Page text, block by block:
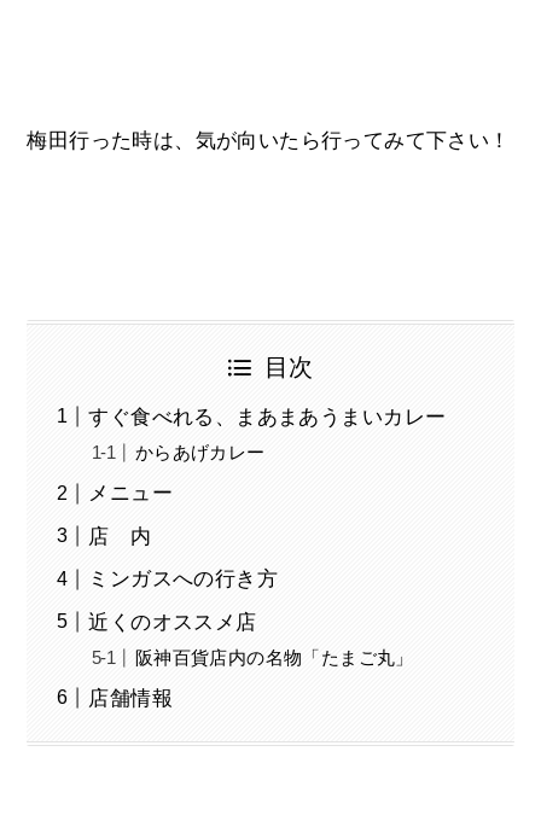
梅田行った時は、気が向いたら行ってみて下さい！
目次
すぐ食べれる、まあまあうまいカレー
からあげカレー
メニュー
店 内
ミンガスへの行き方
近くのオススメ店
阪神百貨店内の名物「たまご丸」
店舗情報